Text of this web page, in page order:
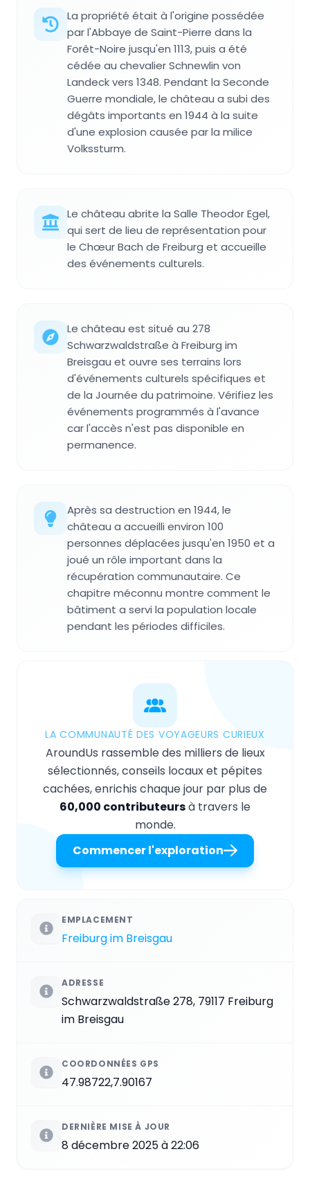
La propriété était à l'origine possédée
par l'Abbaye de Saint-Pierre dans la
Forêt-Noire jusqu'en 1113, puis a été
cédée au chevalier Schnewlin von
Landeck vers 1348. Pendant la Seconde
Guerre mondiale, le château a subi des
dégâts importants en 1944 à la suite
d'une explosion causée par la milice
Volkssturm.
Le château abrite la Salle Theodor Egel,
qui sert de lieu de représentation pour
le Chœur Bach de Freiburg et accueille
des événements culturels.
Le château est situé au 278
Schwarzwaldstraße à Freiburg im
Breisgau et ouvre ses terrains lors
d'événements culturels spécifiques et
de la Journée du patrimoine. Vérifiez les
événements programmés à l'avance
car l'accès n'est pas disponible en
permanence.
Après sa destruction en 1944, le
château a accueilli environ 100
personnes déplacées jusqu'en 1950 et a
joué un rôle important dans la
récupération communautaire. Ce
chapitre méconnu montre comment le
bâtiment a servi la population locale
pendant les périodes difficiles.
LA COMMUNAUTÉ DES VOYAGEURS CURIEUX
AroundUs rassemble des milliers de lieux
sélectionnés, conseils locaux et pépites
cachées, enrichis chaque jour par plus de
60,000 contributeursà travers le
monde.
Commencer l'exploration
EMPLACEMENT
Freiburg im Breisgau
ADRESSE
Schwarzwaldstraße 278, 79117 Freiburg
im Breisgau
COORDONNÉES GPS
47.98722,7.90167
DERNIÈRE MISE À JOUR
8 décembre 2025 à 22:06